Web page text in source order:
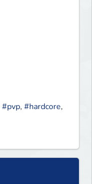
#pvp, #hardcore,